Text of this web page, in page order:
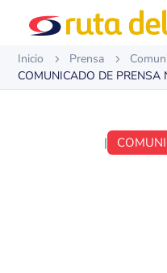
Inicio 5 Prensa 5
COMUNICADO DE PRENSA
|